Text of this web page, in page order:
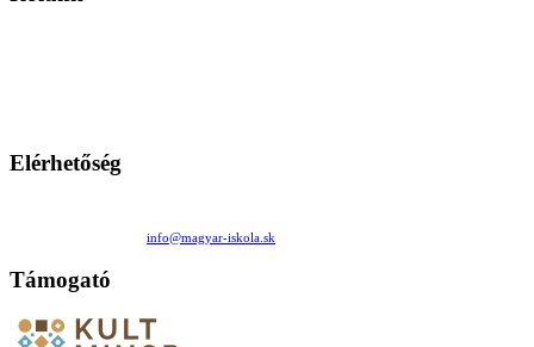
Elérhetőség
info@magyar-iskola.sk
Támogató